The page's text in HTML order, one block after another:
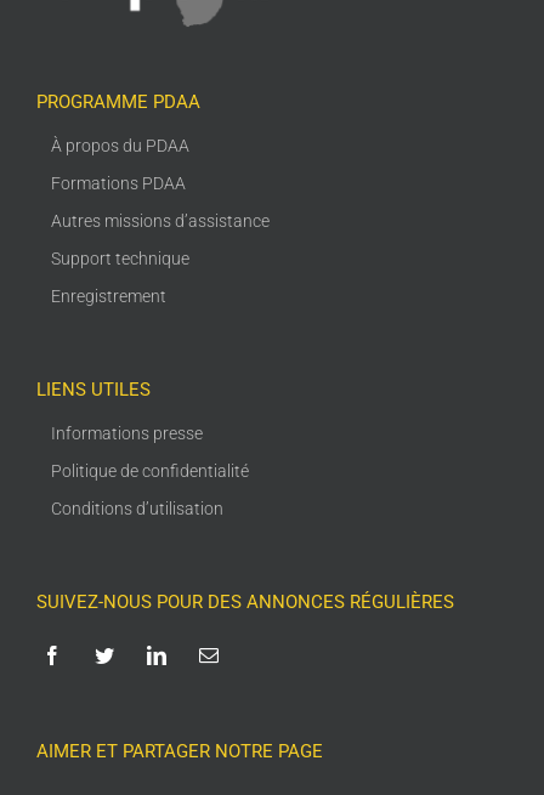
PROGRAMME PDAA
À propos du PDAA
Formations PDAA
Autres missions d’assistance
Support technique
Enregistrement
LIENS UTILES
Informations presse
Politique de confidentialité
Conditions d’utilisation
SUIVEZ-NOUS POUR DES ANNONCES RÉGULIÈRES
AIMER ET PARTAGER NOTRE PAGE